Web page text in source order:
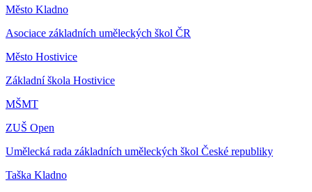
Město Kladno
Asociace základních uměleckých škol ČR
Město Hostivice
Základní škola Hostivice
MŠMT
ZUŠ Open
Umělecká rada základních uměleckých škol České republiky
Taška Kladno